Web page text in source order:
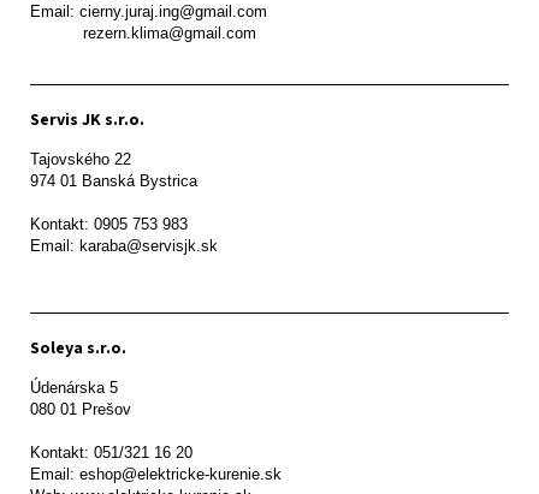
Email: cierny.juraj.ing@gmail.com
           rezern.klima@gmail.com
Servis JK s.r.o.
Tajovského 22
974 01 Banská Bystrica
Kontakt: 0905 753 983
Email: karaba@servisjk.sk
Soleya s.r.o.
Údenárska 5
080 01 Prešov
Kontakt: 051/321 16 20
Email: eshop@elektricke-kurenie.sk